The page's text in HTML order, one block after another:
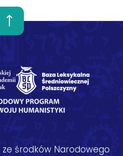
środków Narodowego